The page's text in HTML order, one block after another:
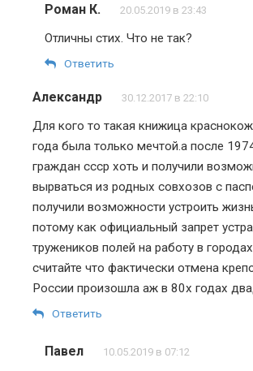
Роман К. 20.05.2019 в 23:43
Отличны стих. Что не так?
Ответить
Александр 30.12.2017 в 22:10
Для кого то такая книжица
года была только мечтой.а после
граждан ссср хоть и получили
вырваться из родных совхозов с
получили возможности устроить
потому как официальный запрет
тружеников полей на работу в
считайте что фактически отмена
России произошла аж в 80х годах
Ответить
Павел 10.05.2019 в 07:12